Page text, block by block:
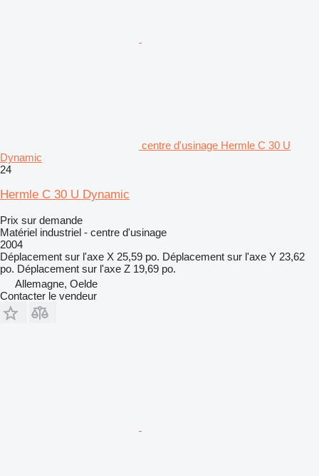
centre d'usinage Hermle C 30 U
Dynamic
24
Hermle C 30 U Dynamic
Prix sur demande
Matériel industriel - centre d'usinage
2004
Déplacement sur l'axe X 25,59 po. Déplacement sur l'axe Y 23,62
po. Déplacement sur l'axe Z 19,69 po.
Allemagne, Oelde
Contacter le vendeur